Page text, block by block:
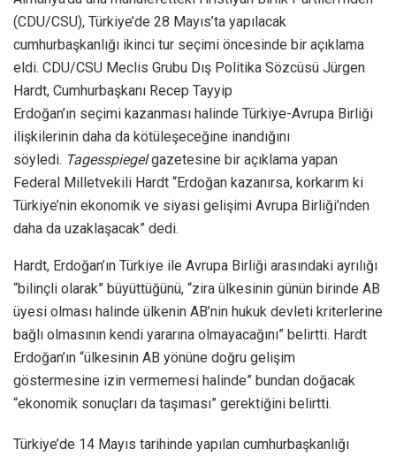
(CDU/CSU), Türkiye’de 28 Mayıs’ta yapılacak
cumhurbaşkanlığı ikinci tur seçimi öncesinde bir açıklama
eldi. CDU/CSU Meclis Grubu Dış Politika Sözcüsü Jürgen
Hardt, Cumhurbaşkanı Recep Tayyip
Erdoğan’ın seçimi kazanması halinde Türkiye-Avrupa Birliği
ilişkilerinin daha da kötüleşeceğine inandığını
söyledi. Tagesspiegelgazetesine bir açıklama yapan
Federal Milletvekili Hardt “Erdoğan kazanırsa, korkarım ki
Türkiye’nin ekonomik ve siyasi gelişimi Avrupa Birliği’nden
daha da uzaklaşacak” dedi.
Hardt, Erdoğan’ın Türkiye ile Avrupa Birliği arasındaki ayrılığı
“bilinçli olarak” büyüttüğünü, “zira ülkesinin günün birinde AB
üyesi olması halinde ülkenin AB’nin hukuk devleti kriterlerine
bağlı olmasının kendi yararına olmayacağını” belirtti. Hardt
Erdoğan’ın “ülkesinin AB yönüne doğru gelişim
göstermesine izin vermemesi halinde” bundan doğacak
“ekonomik sonuçları da taşıması” gerektiğini belirtti.
Türkiye’de 14 Mayıs tarihinde yapılan cumhurbaşkanlığı